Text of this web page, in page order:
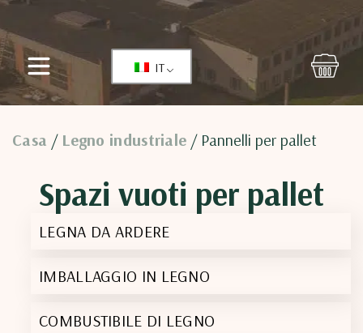
IT
Casa / Legno industriale / Pannelli per pallet
Spazi vuoti per pallet
LEGNA DA ARDERE
IMBALLAGGIO IN LEGNO
COMBUSTIBILE DI LEGNO